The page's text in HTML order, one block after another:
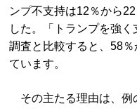
ンプ不支持は12％から
した。「トランプを強
調査と比較すると、58
ています。
その主たる理由は、例